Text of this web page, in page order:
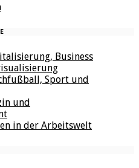
Business
Sport und
und
in der Arbeitswelt